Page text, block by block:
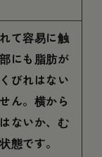
て容易に触
にも脂肪が
びれはない
ん。横から
ないか、む
態です。